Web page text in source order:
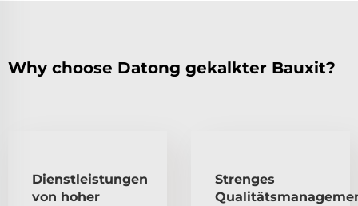
Why choose Datong gekalkter Bauxit?
Dienstleistungen
von hoher
Strenges